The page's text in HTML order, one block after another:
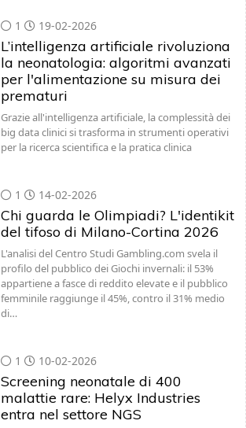
1 19-02-2026
L’intelligenza artificiale rivoluziona
la neonatologia: algoritmi avanzati
per l'alimentazione su misura dei
prematuri
Grazie all'intelligenza artificiale, la complessità dei
big data clinici si trasforma in strumenti operativi
per la ricerca scientifica e la pratica clinica
1 14-02-2026
Chi guarda le Olimpiadi? L'identikit
del tifoso di Milano-Cortina 2026
L'analisi del Centro Studi Gambling.com svela il
profilo del pubblico dei Giochi invernali: il 53%
appartiene a fasce di reddito elevate e il pubblico
femminile raggiunge il 45%, contro il 31% medio
di…
1 10-02-2026
Screening neonatale di 400
malattie rare: Helyx Industries
entra nel settore NGS